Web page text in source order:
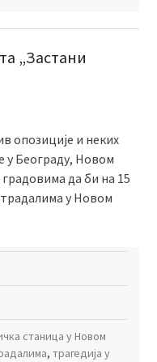
„Застани
опозиције и неких
у Београду, Новом
да би на 15
у Новом
станица у Новом
, трагедија у